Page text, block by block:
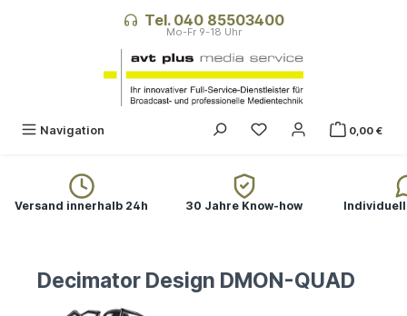
Tel. 040 85503400
Navigation 0,00 €
Versand innerhalb 24h 30 Jahre Know-how
Decimator Design DMON-QUAD